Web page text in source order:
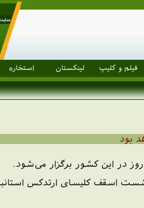
فیلم و کلیپ لینکستان استخاره
بود
در این کشور برگزار می‌شود.
نشست اسقف كليسای ارتدكس